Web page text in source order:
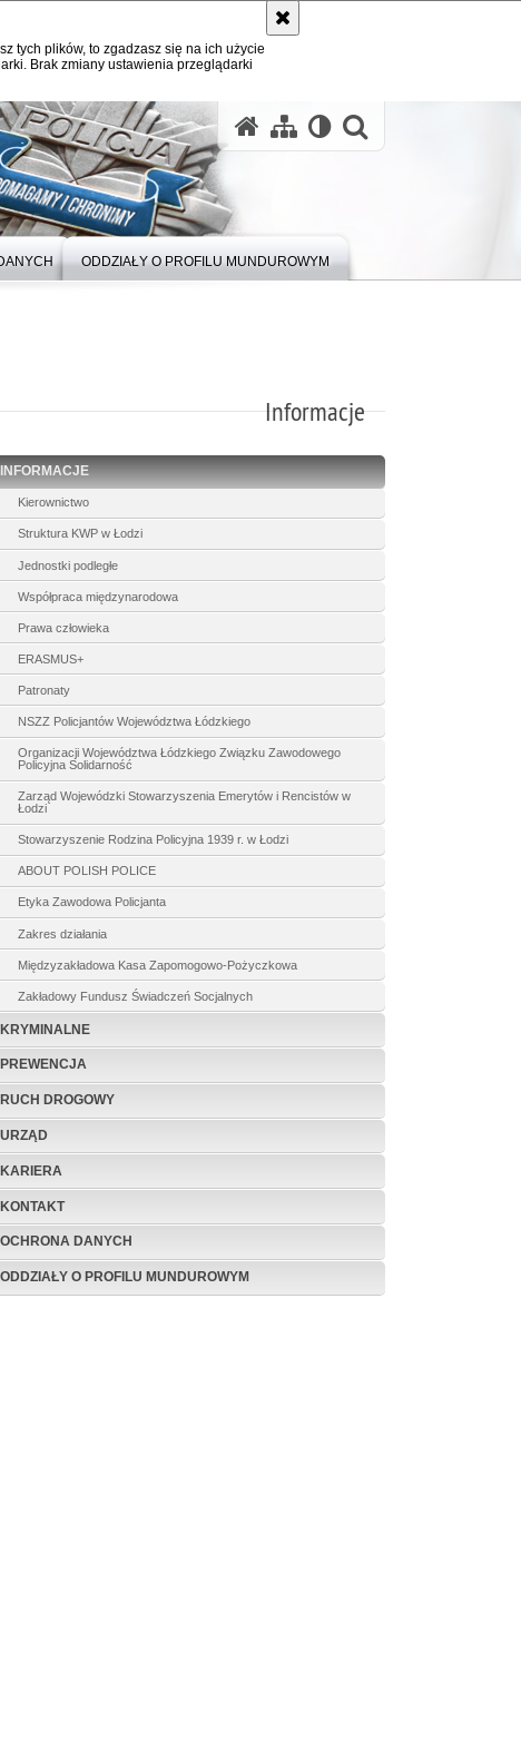
tych plików, to zgadzasz się na ich użycie
Brak zmiany ustawienia przeglądarki
ODDZIAŁY O PROFILU MUNDUROWYM
Informacje
INFORMACJE
Kierownictwo
Struktura KWP w Łodzi
Jednostki podległe
Współpraca międzynarodowa
Prawa człowieka
ERASMUS+
Patronaty
NSZZ Policjantów Województwa Łódzkiego
Organizacji Województwa Łódzkiego Związku Zawodowego
Policyjna Solidarność
Zarząd Wojewódzki Stowarzyszenia Emerytów i Rencistów w
Łodzi
Stowarzyszenie Rodzina Policyjna 1939 r. w Łodzi
ABOUT POLISH POLICE
Etyka Zawodowa Policjanta
Zakres działania
Międzyzakładowa Kasa Zapomogowo-Pożyczkowa
Zakładowy Fundusz Świadczeń Socjalnych
KRYMINALNE
PREWENCJA
RUCH DROGOWY
URZĄD
KARIERA
KONTAKT
OCHRONA DANYCH
ODDZIAŁY O PROFILU MUNDUROWYM